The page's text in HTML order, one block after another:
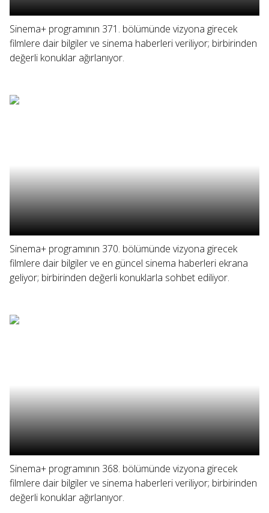
Sinema+ programının 371. bölümünde vizyona girecek
filmlere dair bilgiler ve sinema haberleri veriliyor; birbirinden
değerli konuklar ağırlanıyor.
Sinema+ programının 370. bölümünde vizyona girecek
filmlere dair bilgiler ve en güncel sinema haberleri ekrana
geliyor; birbirinden değerli konuklarla sohbet ediliyor.
Sinema+ programının 368. bölümünde vizyona girecek
filmlere dair bilgiler ve sinema haberleri veriliyor; birbirinden
değerli konuklar ağırlanıyor.